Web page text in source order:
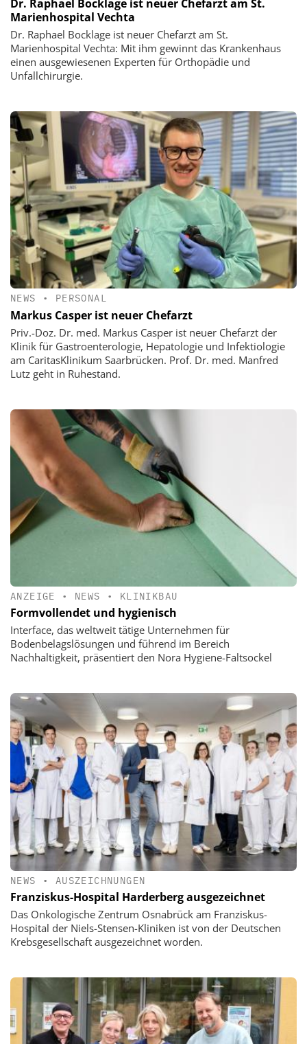
Dr. Raphael Bocklage ist neuer Chefarzt am St.
Marienhospital Vechta
Dr. Raphael Bocklage ist neuer Chefarzt am St.
Marienhospital Vechta: Mit ihm gewinnt das Krankenhaus
einen ausgewiesenen Experten für Orthopädie und
Unfallchirurgie.
NEWS • PERSONAL
Markus Casper ist neuer Chefarzt
Priv.-Doz. Dr. med. Markus Casper ist neuer Chefarzt der
Klinik für Gastroenterologie, Hepatologie und Infektiologie
am CaritasKlinikum Saarbrücken. Prof. Dr. med. Manfred
Lutz geht in Ruhestand.
ANZEIGE • NEWS • KLINIKBAU
Formvollendet und hygienisch
Interface, das weltweit tätige Unternehmen für
Bodenbelagslösungen und führend im Bereich
Nachhaltigkeit, präsentiert den Nora Hygiene-Faltsockel
NEWS • AUSZEICHNUNGEN
Franziskus-Hospital Harderberg ausgezeichnet
Das Onkologische Zentrum Osnabrück am Franziskus-
Hospital der Niels-Stensen-Kliniken ist von der Deutschen
Krebsgesellschaft ausgezeichnet worden.